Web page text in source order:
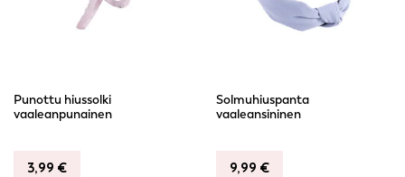
Punottu hiussolki
vaaleanpunainen
3,99 €
Solmuhiuspanta
vaaleansininen
9,99 €